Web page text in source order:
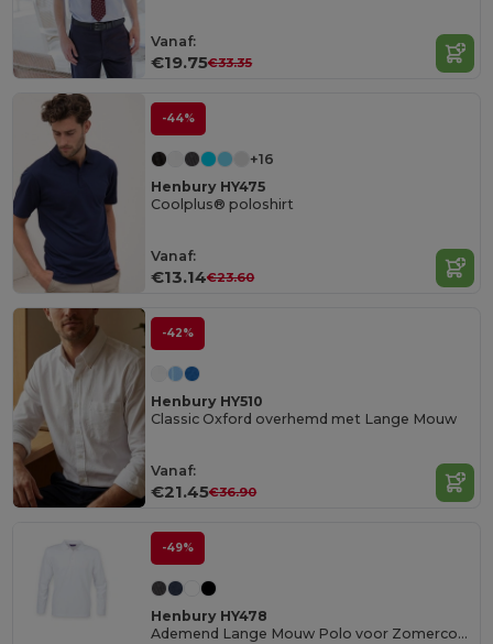
Vanaf:
€19.75€33.35
-44%
+16
Henbury HY475
Coolplus® poloshirt
Vanaf:
€13.14€23.60
-42%
Henbury HY510
Classic Oxford overhemd met Lange Mouw
Vanaf:
€21.45€36.90
-49%
Henbury HY478
Ademend Lange Mouw Polo voor Zomercomfort